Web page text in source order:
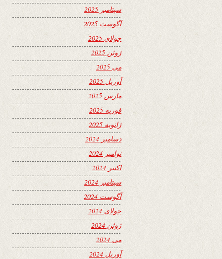
سپتامبر 2025
آگوست 2025
جولای 2025
ژوئن 2025
می 2025
آوریل 2025
مارس 2025
فوریه 2025
ژانویه 2025
دسامبر 2024
نوامبر 2024
اکتبر 2024
سپتامبر 2024
آگوست 2024
جولای 2024
ژوئن 2024
می 2024
آوریل 2024